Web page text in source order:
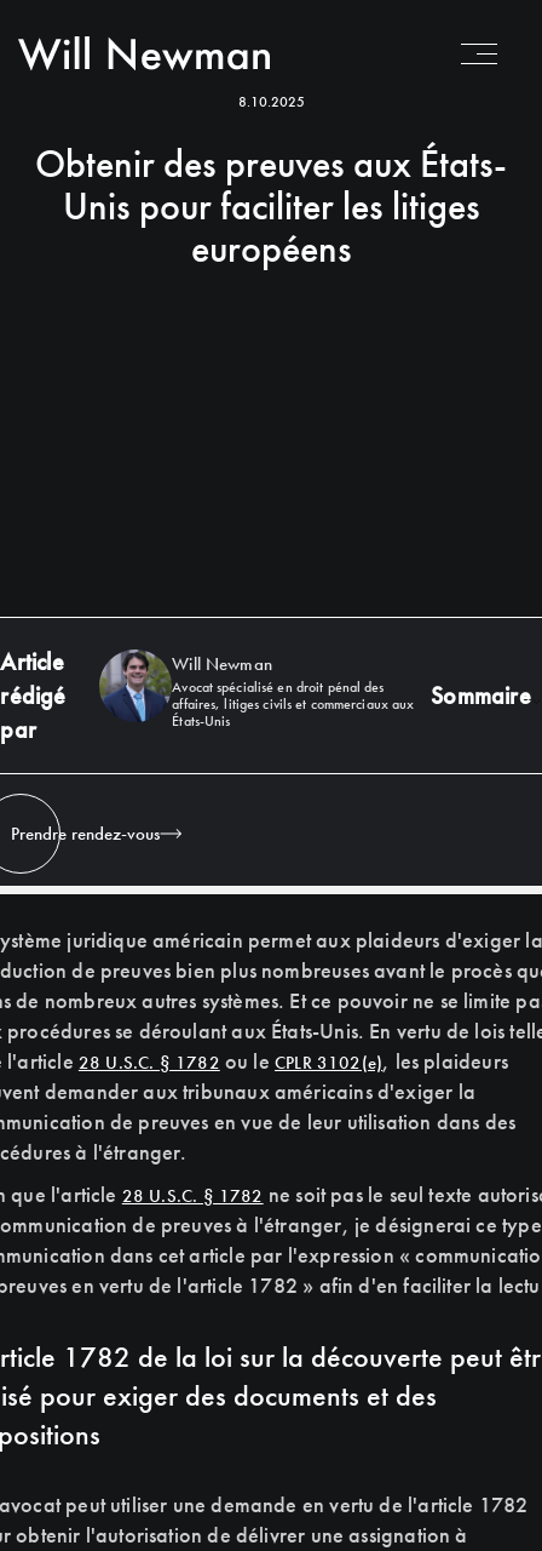
8.10.2025
Obtenir des preuves aux États-
Unis pour faciliter les litiges
européens
juridique américain permet aux plaideurs d'exiger la
de preuves bien plus nombreuses avant le procès
de nombreux autres systèmes. Et ce pouvoir ne se limite
procédures se déroulant aux États-Unis. En vertu de lois
l'article 28 U.S.C. § 1782 ou leCPLR 3102(e), les plaideurs
demander aux tribunaux américains d'exiger la
de preuves en vue de leur utilisation dans des
à l'étranger.
que l'article 28 U.S.C. § 1782 ne soit pas le seul texte
de preuves à l'étranger, je désignerai ce
dans cet article par l'expression «
en vertu de l'article 1782 » afin d'en faciliter la
1782 de la loi sur la découverte peut
pour exiger des documents et des
peut utiliser une demande en vertu de l'article 1782
obtenir l'autorisation de délivrer une assignation à
Article
rédigé
par
Will Newman
Avocat spécialisé en droit pénal des
affaires, litiges civils et commerciaux aux
États-Unis
Sommaire
Heading 2
Prendre rendez-vous